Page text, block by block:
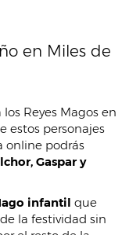
en Miles de
Reyes Magos en
estos personajes
online podrás
Gaspar y
infantil que
la festividad sin